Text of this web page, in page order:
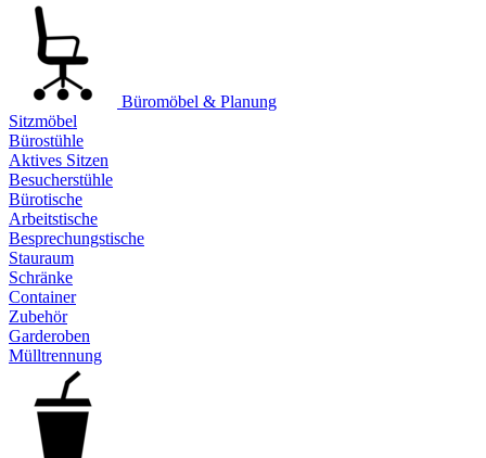
Büromöbel & Planung
Sitzmöbel
Bürostühle
Aktives Sitzen
Besucherstühle
Bürotische
Arbeitstische
Besprechungstische
Stauraum
Schränke
Container
Zubehör
Garderoben
Mülltrennung